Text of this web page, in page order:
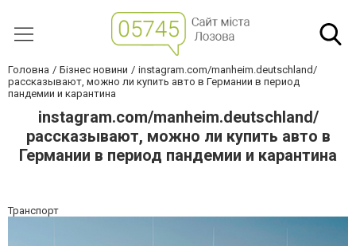
Головна Бізнес новини
instagram.com/manheim.deutschland/
рассказывают, можно ли купить авто в Германии в период
пандемии и карантина
instagram.com/manheim.deutschland/
рассказывают, можно ли купить авто в
Германии в период пандемии и карантина
Транспорт